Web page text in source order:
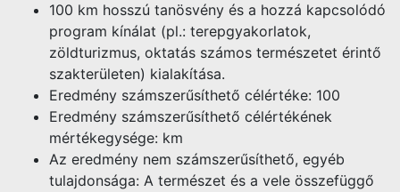
100 km hosszú tanösvény és a hozzá kapcsolódó
program kínálat (pl.: terepgyakorlatok,
zöldturizmus, oktatás számos természetet érintő
szakterületen) kialakítása.
Eredmény számszerűsíthető célértéke: 100
Eredmény számszerűsíthető célértékének
mértékegysége: km
Az eredmény nem számszerűsíthető, egyéb
tulajdonsága: A természet és a vele összefüggő